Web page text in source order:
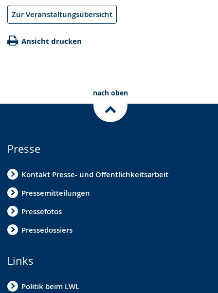
Zur Veranstaltungsübersicht
Ansicht drucken
nach oben
Presse
Kontakt Presse- und Öffentlichkeitsarbeit
Pressemitteilungen
Pressefotos
Pressedossiers
Links
Politik beim LWL